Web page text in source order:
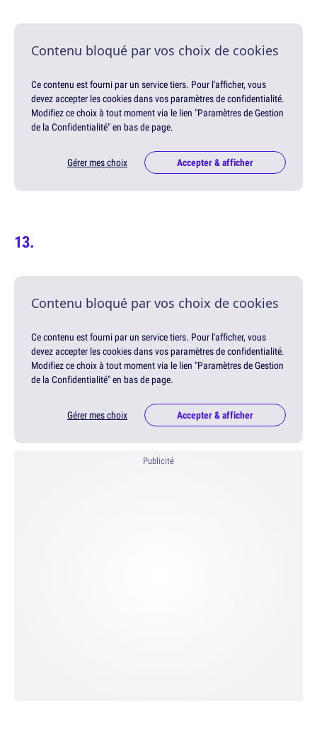
Contenu bloqué par vos choix de cookies
Ce contenu est fourni par un service tiers. Pour l'afficher, vous
devez accepter les cookies dans vos paramètres de confidentialité.
Modifiez ce choix à tout moment via le lien "Paramètres de Gestion
de la Confidentialité" en bas de page.
Gérer mes choix Accepter & afficher
Contenu bloqué par vos choix de cookies
Ce contenu est fourni par un service tiers. Pour l'afficher, vous
devez accepter les cookies dans vos paramètres de confidentialité.
Modifiez ce choix à tout moment via le lien "Paramètres de Gestion
de la Confidentialité" en bas de page.
Gérer mes choix Accepter & afficher
Publicité